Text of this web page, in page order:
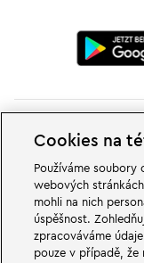
V dobrodružných světech
Německu na vás čekají
LEGO®. LEGOLAND v
od 2 do 12 let.
LEGOLAND Deutschland
Cookies na
Používáme soubory
webových
mohli na nich
úspěšnost.
zpracováváme
pouze v případě, že